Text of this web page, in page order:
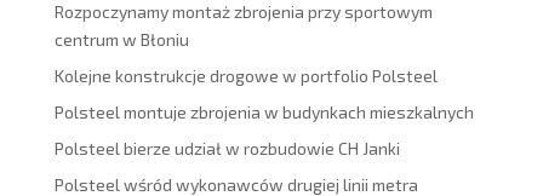
Rozpoczynamy montaż zbrojenia przy sportowym
centrum w Błoniu
Kolejne konstrukcje drogowe w portfolio Polsteel
Polsteel montuje zbrojenia w budynkach mieszkalnych
Polsteel bierze udział w rozbudowie CH Janki
Polsteel wśród wykonawców drugiej linii metra